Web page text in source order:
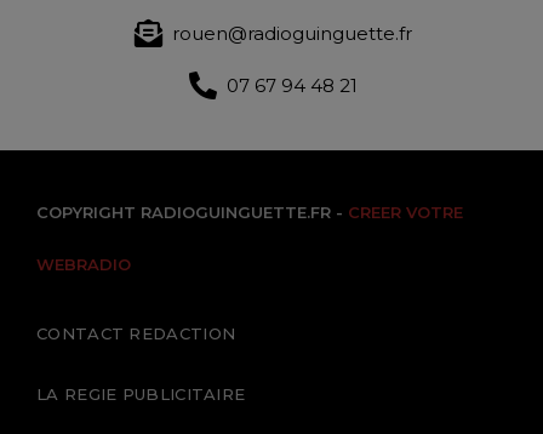
rouen@radioguinguette.fr
07 67 94 48 21
COPYRIGHT RADIOGUINGUETTE.FR - CREER VOTRE
WEBRADIO
CONTACT REDACTION
LA REGIE PUBLICITAIRE